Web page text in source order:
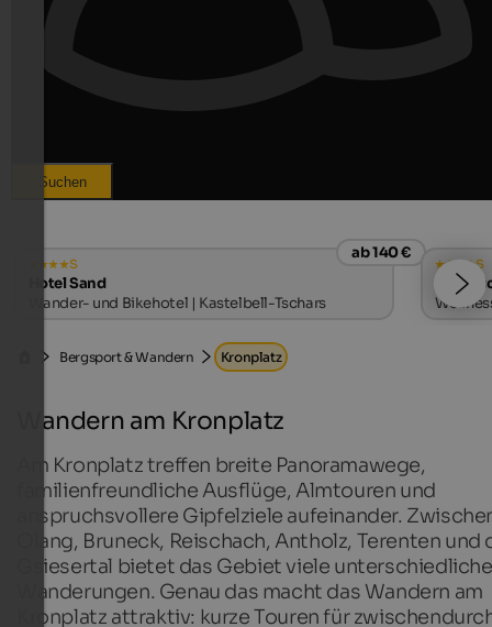
Suchen
s
ab 140 €
Hotel Sand
Wander- und Bikehotel | Kastelbell-Tschars
s
Bergsport & Wandern Kronplatz
Wandern am Kronplatz
Am Kronplatz treffen breite Panoramawege,
familienfreundliche Ausflüge, Almtouren und
anspruchsvollere Gipfelziele aufeinander.
Olang, Bruneck, Reischach, Antholz, Terenten und
Gsiesertal bietet das Gebiet viele unterschiedliche
Wanderungen. Genau das macht das Wandern am
Kronplatz attraktiv: kurze Touren für